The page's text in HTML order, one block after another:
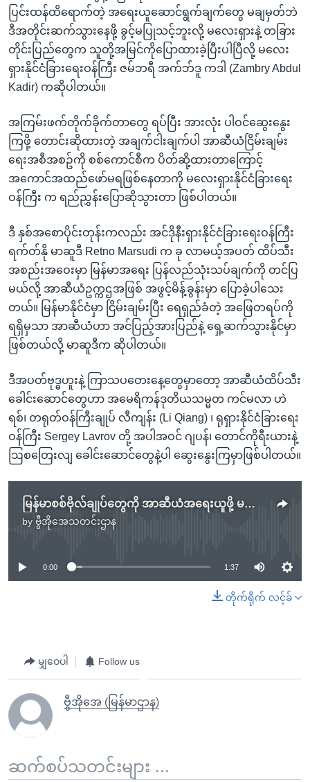
ပြင်းထန်ထိရောက်တဲ့ အရေးယူဆောင်ရွက်ချက်တွေ မချမှတ်ဘဲ
ဒီအတိုင်းဆက်သွားနေဖို့ ခွင့်မပြုသင့်ဘူးလို့ မလေးရှားနဲ့ တခြား
တိုင်းပြည်တွေက သူတို့အမြင်ကိုပြောထားခဲ့ပြီးပါပြီလို့ မလေး
ရှားနိုင်ငံခြားရေးဝန်ကြီး ဇမ်ဘရီ အက်ဘ်ဒူ ကဒါ (Zambry Abdul
Kadir) ကဆိုပါတယ်။
အကြမ်းဖက်တိုက်ခိုက်တာတွေ ရပ်ပြီး အားလုံး ပါဝင်ဆွေးနွေး
ကြဖို့ တောင်းဆိုထားတဲ့ အချက်ငါးချက်ပါ အာဆီယံငြိမ်းချမ်း
ရေးအစီအစဥ်ကို စစ်ကောင်စီက ပိတ်ဆို့ထားတာကြောင့်
အကောင်အထည်ဖော်မရဖြစ်နေတာကို မလေးရှားနိုင်ငံခြားရေး
ဝန်ကြီး က ရည်ညွှန်းပြောဆိုသွားတာ ဖြစ်ပါတယ်။
ဒီ နှစ်အစောပိုင်းတုန်းကလည်း အင်ဒိုနီးရှားနိုင်ငံခြားရေးဝန်ကြီး
ရက်တ်နို မာဆူဒီ Retno Marsudi က ခု လာမယ့်အပတ် ထိပ်သီး
အစည်းအဝေးမှာ မြန်မာအရေး ပြန်လည်သုံးသပ်ချက်ကို တင်ပြ
မယ်လို့ အာဆီယံဥက္ကဌအဖြစ် အဖွင့်မိန့်ခွန်းမှာ ပြောခဲ့ပါသေး
တယ်။ မြန်မာနိုင်ငံမှာ ငြိမ်းချမ်းပြီး ရေရှည်ခံတဲ့ အဖြေတရပ်ကို
ရရှိမှသာ အာဆီယံဟာ အင်ပြည့်အားပြည်နဲ့ ရှေ့ဆက်သွားနိုင်မှာ
ဖြစ်တယ်လို့ မာဆူဒီက ဆိုပါတယ်။
ဒီအပတ်ဗုဒ္ဓဟူးနဲ့ ကြာသပတေးနေ့တွေမှာတော့ အာဆီယံထိပ်သီး
ခေါင်းဆောင်တွေဟာ အမေရိကန်ဒုတိယသမ္မတ ကင်မလာ ဟဲ
ရစ်၊ တရုတ်ဝန်ကြီးချုပ် လီကျန်း (Li Qiang) ၊ ရုရှားနိုင်ငံခြားရေး
ဝန်ကြီး Sergey Lavrov တို့ အပါအဝင် ဂျပန်၊ တောင်ကိုရီးယားနဲ့
ဩစတြေးလျ ခေါင်းဆောင်တွေနဲ့ပါ ဆွေးနွေးကြမှာဖြစ်ပါတယ်။
မြန်မာစစ်ဗိုလ်ချုပ်တွေကို အာဆီယံအရေးယူဖို့ မလေးရှားတောင်းဆို
by ဗွီအိုအေသတင်းဌာန
No media source currently available
0:00 1:37
တိုက်ရိုက် လင့်ခ်
မျှဝေပါ Follow us
ဗွီအိုအေ (မြန်မာဌာန)
ဆက်စပ်သတင်းများ ...